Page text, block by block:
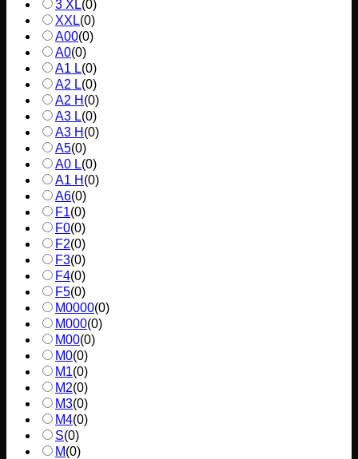
3 XL(0)
XXL(0)
A00(0)
A0(0)
A1 L(0)
A2 L(0)
A2 H (0)
A3 L(0)
A3 H (0)
A5(0)
A0 L(0)
A1 H (0)
A6(0)
F1(0)
F0(0)
F2(0)
F3(0)
F4(0)
F5(0)
M0000(0)
M000(0)
M00(0)
M0(0)
M1(0)
M2(0)
M3(0)
M4(0)
S(0)
M(0)